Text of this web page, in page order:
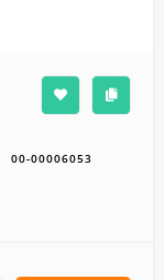
00-00006053